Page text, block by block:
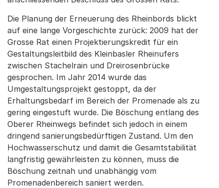
Die Planung der Erneuerung des Rheinbords blickt
auf eine lange Vorgeschichte zurück: 2009 hat der
Grosse Rat einen Projektierungskredit für ein
Gestaltungsleitbild des Kleinbasler Rheinufers
zwischen Stachelrain und Dreirosenbrücke
gesprochen. Im Jahr 2014 wurde das
Umgestaltungsprojekt gestoppt, da der
Erhaltungsbedarf im Bereich der Promenade als zu
gering eingestuft wurde. Die Böschung entlang des
Oberer Rheinwegs befindet sich jedoch in einem
dringend sanierungsbedürftigen Zustand. Um den
Hochwasserschutz und damit die Gesamtstabilität
langfristig gewährleisten zu können, muss die
Böschung zeitnah und unabhängig vom
Promenadenbereich saniert werden.